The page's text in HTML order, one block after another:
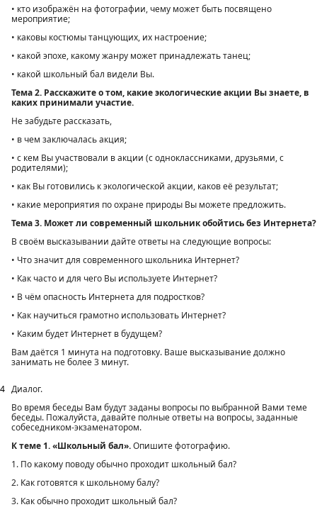
• кто изображён на фотографии, чему может быть посвящено
мероприятие;
• каковы костюмы танцующих, их настроение;
• какой эпохе, какому жанру может принадлежать танец;
• какой школьный бал видели Вы.
Тема 2. Расскажите о том, какие экологические акции Вы знаете, в
каких принимали участие.
Не забудьте рассказать,
• в чем заключалась акция;
• с кем Вы участвовали в акции (с одноклассниками, друзьями, с
родителями);
• как Вы готовились к экологической акции, каков её результат;
• какие мероприятия по охране природы Вы можете предложить.
Тема 3. Может ли современный школьник обойтись без Интернета?
В своём высказывании дайте ответы на следующие вопросы:
• Что значит для современного школьника Интернет?
• Как часто и для чего Вы используете Интернет?
• В чём опасность Интернета для подростков?
• Как научиться грамотно использовать Интернет?
• Каким будет Интернет в будущем?
Вам даётся 1 минута на подготовку. Ваше высказывание должно
занимать не более 3 минут.
4 Диалог.
Во время беседы Вам будут заданы вопросы по выбранной Вами теме
беседы. Пожалуйста, давайте полные ответы на вопросы, заданные
собеседником-экзаменатором.
К теме 1. «Школьный бал».Опишите фотографию.
1. По какому поводу обычно проходит школьный бал?
2. Как готовятся к школьному балу?
3. Как обычно проходит школьный бал?